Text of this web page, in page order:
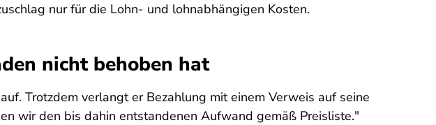
nur für die Lohn- und lohnabhängigen Kosten.
nicht behoben hat
Trotzdem verlangt er Bezahlung mit einem Verweis auf seine
wir den bis dahin entstandenen Aufwand gemäß Preisliste."